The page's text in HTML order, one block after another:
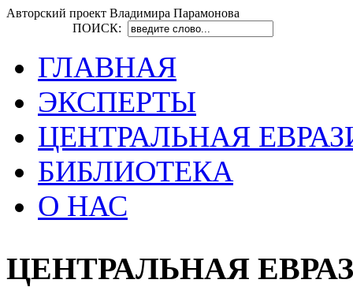
Авторский проект Владимира Парамонова
ПОИСК:
ГЛАВНАЯ
ЭКСПЕРТЫ
ЦЕНТРАЛЬНАЯ
БИБЛИОТЕКА
О НАС
ЦЕНТРАЛЬНАЯ